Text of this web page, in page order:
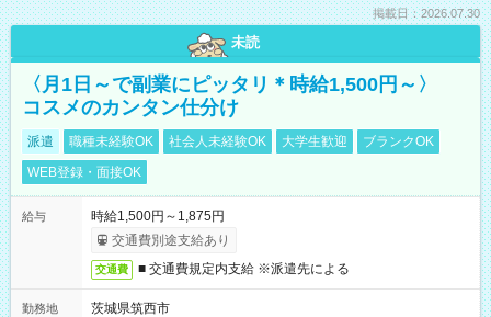
掲載日：2026.07.30
未読
〈月1日～で副業にピッタリ＊時給1,500円～〉
コスメのカンタン仕分け
派遣 職種未経験OK 社会人未経験OK 大学生歓迎
ブランクOK
WEB登録・面接OK
給与
時給1,500円～1,875円
交通費別途支給あり
交通費 ■ 交通費規定内支給 ※派遣先による
勤務地
茨城県筑西市